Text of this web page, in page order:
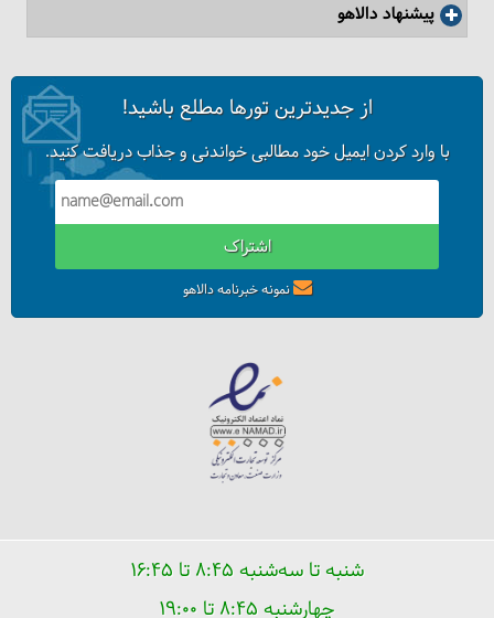
پل‌های دیدنی استانبول
آیا ترکیه را برای سفر می‌پسندم؟
پیشنهاد دالاهو
از جدیدترین تورها مطلع باشید!
با وارد کردن ایمیل خود مطالبی خواندنی و جذاب دریافت کنید.
اشتراک
نمونه خبرنامه دالاهو
شنبه تا سه‌شنبه ۸:۴۵ تا ۱۶:۴۵
چهارشنبه ۸:۴۵ تا ۱۹:۰۰